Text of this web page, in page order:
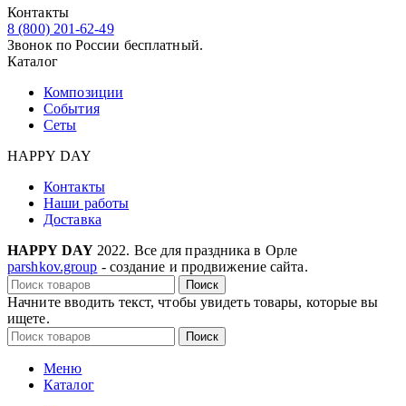
Контакты
8 (800) 201-62-49
Звонок по России бесплатный.
Каталог
Композиции
События
Сеты
HAPPY DAY
Контакты
Наши работы
Доставка
HAPPY DAY 2022. Все для праздника в Орле
parshkov.group - создание и продвижение сайта.
Поиск
Начните вводить текст, чтобы увидеть товары, которые вы
ищете.
Поиск
Меню
Каталог